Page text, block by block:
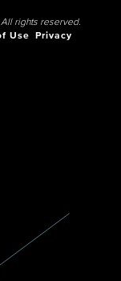
rights reserved.
Use
Privacy